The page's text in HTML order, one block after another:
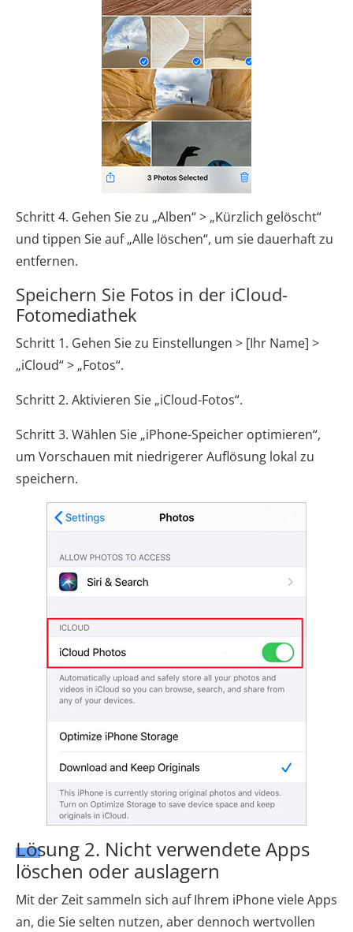
Schritt 4. Gehen Sie zu „Alben“ > „Kürzlich gelöscht“
und tippen Sie auf „Alle löschen“, um sie dauerhaft zu
entfernen.
Speichern Sie Fotos in der iCloud-
Fotomediathek
Schritt 1. Gehen Sie zu Einstellungen > [Ihr Name] >
„iCloud“ > „Fotos“.
Schritt 2. Aktivieren Sie „iCloud-Fotos“.
Schritt 3. Wählen Sie „iPhone-Speicher optimieren“,
um Vorschauen mit niedrigerer Auflösung lokal zu
speichern.
Lösung 2. Nicht verwendete Apps
löschen oder auslagern
Mit der Zeit sammeln sich auf Ihrem iPhone viele Apps
an, die Sie selten nutzen, aber dennoch wertvollen